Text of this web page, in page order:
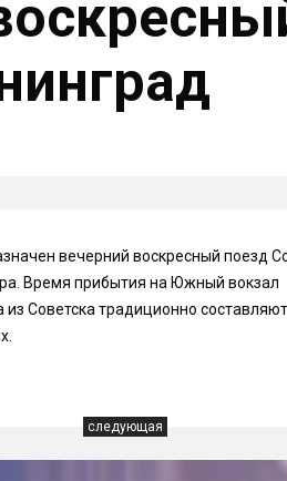
вечерний воскресный поезд
Время прибытия на Южный вокзал
Советска традиционно составляют
следующая